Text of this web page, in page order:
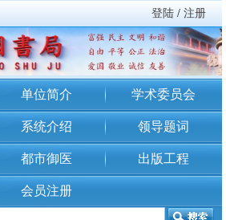
登陆 / 注册
单位简介 学术委员会
系统介绍 领导题词
都市御医 出版工程
会员注册